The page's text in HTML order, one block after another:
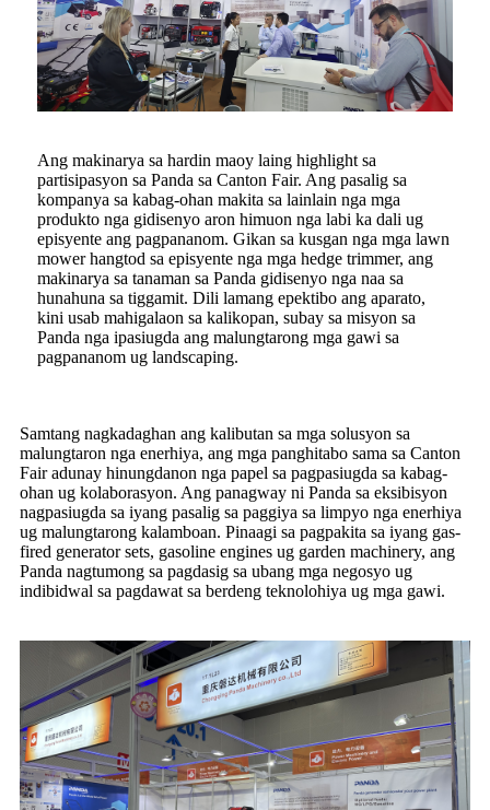
Ang makinarya sa hardin maoy laing highlight sa
partisipasyon sa Panda sa Canton Fair. Ang pasalig sa
kompanya sa kabag-ohan makita sa lainlain nga mga
produkto nga gidisenyo aron himuon nga labi ka dali ug
episyente ang pagpananom. Gikan sa kusgan nga mga lawn
mower hangtod sa episyente nga mga hedge trimmer, ang
makinarya sa tanaman sa Panda gidisenyo nga naa sa
hunahuna sa tiggamit. Dili lamang epektibo ang aparato,
kini usab mahigalaon sa kalikopan, subay sa misyon sa
Panda nga ipasiugda ang malungtarong mga gawi sa
pagpananom ug landscaping.
Samtang nagkadaghan ang kalibutan sa mga solusyon sa
malungtaron nga enerhiya, ang mga panghitabo sama sa Canton
Fair adunay hinungdanon nga papel sa pagpasiugda sa kabag-
ohan ug kolaborasyon. Ang panagway ni Panda sa eksibisyon
nagpasiugda sa iyang pasalig sa paggiya sa limpyo nga enerhiya
ug malungtarong kalamboan. Pinaagi sa pagpakita sa iyang gas-
fired generator sets, gasoline engines ug garden machinery, ang
Panda nagtumong sa pagdasig sa ubang mga negosyo ug
indibidwal sa pagdawat sa berdeng teknolohiya ug mga gawi.